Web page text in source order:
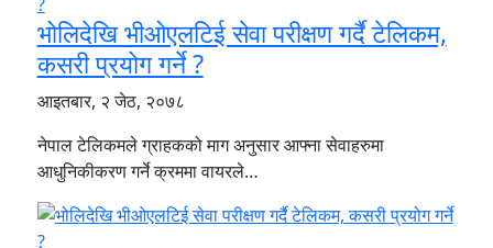
भोलिदेखि भीओएलटिई सेवा परीक्षण गर्दै टेलिकम,
कसरी प्रयोग गर्ने ?
आइतबार, २ जेठ, २०७८
नेपाल टेलिकमले ग्राहकको माग अनुसार आफ्ना सेवाहरुमा
आधुनिकीकरण गर्ने क्रममा वायरले…